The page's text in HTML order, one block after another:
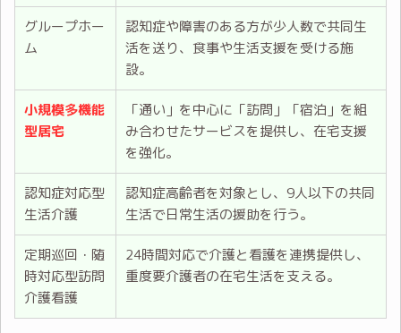
グループホー
ム
認知症や障害のある方が少人数で共同生
活を送り、食事や生活支援を受ける施
設。
小規模多機能
型居宅
「通い」を中心に「訪問」「宿泊」を組
み合わせたサービスを提供し、在宅支援
を強化。
認知症対応型
生活介護
認知症高齢者を対象とし、9人以下の共同
生活で日常生活の援助を行う。
定期巡回・随
時対応型訪問
介護看護
24時間対応で介護と看護を連携提供し、
重度要介護者の在宅生活を支える。